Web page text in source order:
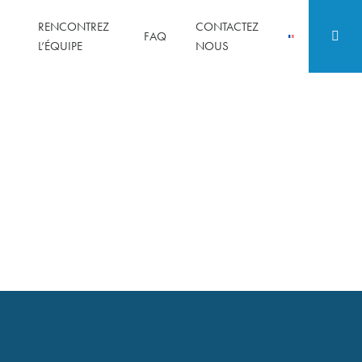
RENCONTREZ
L’ÉQUIPE
FAQ
CONTACTEZ
NOUS